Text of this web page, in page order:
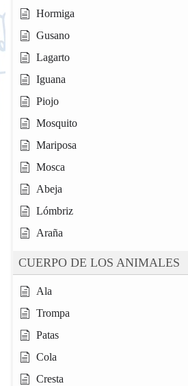
Hormiga
Gusano
Lagarto
Iguana
Piojo
Mosquito
Mariposa
Mosca
Abeja
Lómbriz
Araña
CUERPO DE LOS ANIMALES
Ala
Trompa
Patas
Cola
Cresta